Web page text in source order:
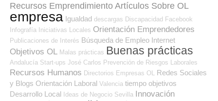
Recursos Emprendimiento Artículos Sobre OL
empresa Igualdad descargas Discapacidad Facebook
Infografía Iniciativas Locales Orientación Emprendedores
Publicaciones de Interés Búsqueda de Empleo Internet
Objetivos OL Malas prácticas Buenas prácticas
Andalucía Start-ups José Carlos Prevención de Riesgos Laborales
Recursos Humanos Directorios Empresas OL
Redes Sociales
y Blogs Orientación Laboral Valencia tiempo objetivos
Desarrollo Local Ideas de Negocio Sevilla Innovación